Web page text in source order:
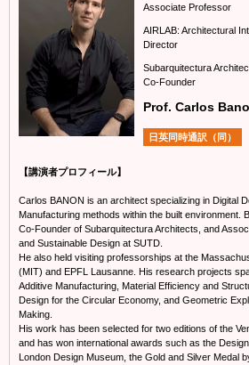
Associate Professor
AIRLAB: Architectural
Director
Subarquitectura
Co-Founder
Prof. Carlos
日英同時通訳（同）
【講演者プロフィール】
Carlos BANON is an architect specializing in Digital
Manufacturing methods within the built environment.
Co-Founder of Subarquitectura Architects, and
and Sustainable Design at SUTD.
He also held visiting professorships at the
(MIT) and EPFL Lausanne. His research projects
Additive Manufacturing, Material Efficiency and
Design for the Circular Economy, and Geometric
Making.
His work has been selected for two editions of the
and has won international awards such as the
London Design Museum, the Gold and Silver Medal